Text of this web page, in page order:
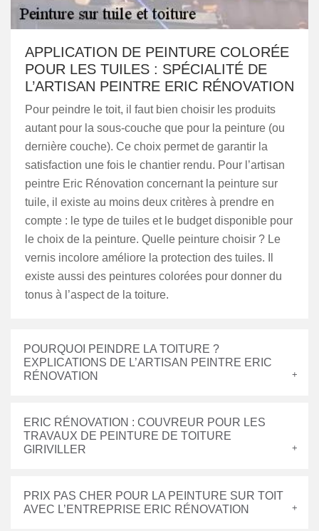
APPLICATION DE PEINTURE COLORÉE
POUR LES TUILES : SPÉCIALITÉ DE
L’ARTISAN PEINTRE ERIC RÉNOVATION
Pour peindre le toit, il faut bien choisir les produits
autant pour la sous-couche que pour la peinture (ou
dernière couche). Ce choix permet de garantir la
satisfaction une fois le chantier rendu. Pour l’artisan
peintre Eric Rénovation concernant la peinture sur
tuile, il existe au moins deux critères à prendre en
compte : le type de tuiles et le budget disponible pour
le choix de la peinture. Quelle peinture choisir ? Le
vernis incolore améliore la protection des tuiles. Il
existe aussi des peintures colorées pour donner du
tonus à l’aspect de la toiture.
POURQUOI PEINDRE LA TOITURE ?
EXPLICATIONS DE L’ARTISAN PEINTRE ERIC
RÉNOVATION
ERIC RÉNOVATION : COUVREUR POUR LES
TRAVAUX DE PEINTURE DE TOITURE
GIRIVILLER
PRIX PAS CHER POUR LA PEINTURE SUR TOIT
AVEC L’ENTREPRISE ERIC RÉNOVATION